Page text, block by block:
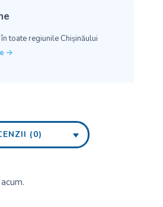
toate regiunile Chișinăului
(0)